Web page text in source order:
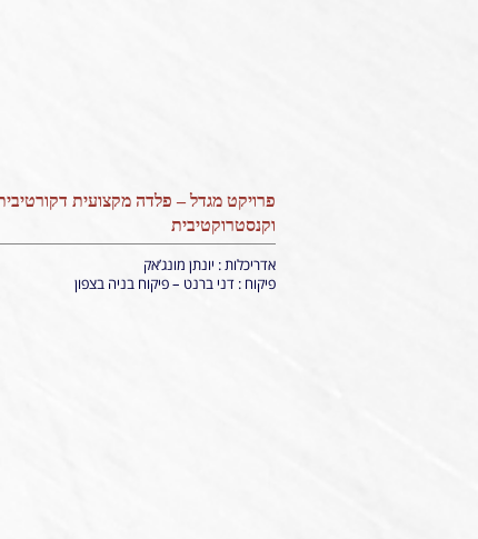
פרויקט מגדל – פלדה מקצועית
וקנסטרוקטיבית
אדריכלות : יונתן מונג’אק
פיקוח : דני ברנט – פיקוח בניה בצפון